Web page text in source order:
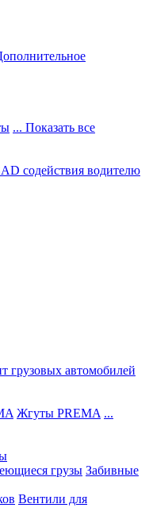
... Показать все
содействия водителю
грузовых автомобилей
Жгуты PREMA ...
грузы Забивные
Вентили для